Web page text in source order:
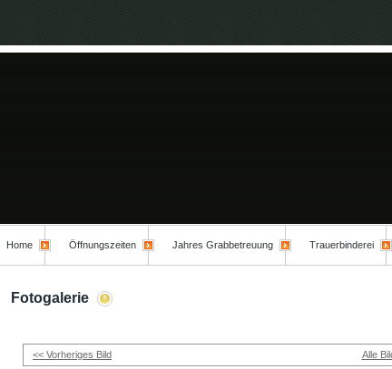
Home Öffnungszeiten Jahres Grabbetreuung Trauerbinderei
Fotogalerie
<< Vorheriges Bild Alle